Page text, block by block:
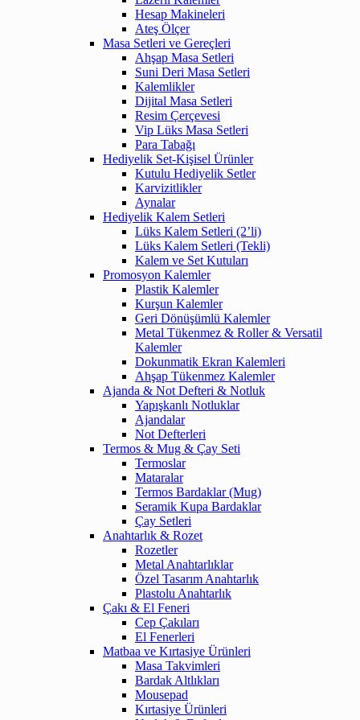
Hesap Makineleri
Ateş Ölçer
Masa Setleri ve Gereçleri
Ahşap Masa Setleri
Suni Deri Masa Setleri
Kalemlikler
Dijital Masa Setleri
Resim Çerçevesi
Vip Lüks Masa Setleri
Para Tabağı
Hediyelik Set-Kişisel Ürünler
Kutulu Hediyelik Setler
Karvizitlikler
Aynalar
Hediyelik Kalem Setleri
Lüks Kalem Setleri (2’li)
Lüks Kalem Setleri (Tekli)
Kalem ve Set Kutuları
Promosyon Kalemler
Plastik Kalemler
Kurşun Kalemler
Geri Dönüşümlü Kalemler
Metal Tükenmez & Roller & Versatil
Kalemler
Dokunmatik Ekran Kalemleri
Ahşap Tükenmez Kalemler
Ajanda & Not Defteri & Notluk
Yapışkanlı Notluklar
Ajandalar
Not Defterleri
Termos & Mug & Çay Seti
Termoslar
Mataralar
Termos Bardaklar (Mug)
Seramik Kupa Bardaklar
Çay Setleri
Anahtarlık & Rozet
Rozetler
Metal Anahtarlıklar
Özel Tasarım Anahtarlık
Plastolu Anahtarlık
Çakı & El Feneri
Cep Çakıları
El Fenerleri
Matbaa ve Kırtasiye Ürünleri
Masa Takvimleri
Bardak Altlıkları
Mousepad
Kırtasiye Ürünleri